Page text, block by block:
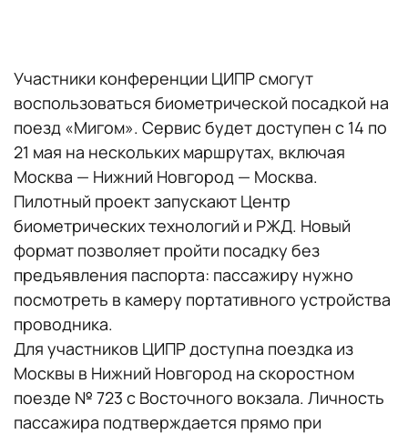
Участники конференции ЦИПР смогут
воспользоваться биометрической посадкой на
поезд «Мигом». Сервис будет доступен с 14 по
21 мая на нескольких маршрутах, включая
Москва — Нижний Новгород — Москва.
Пилотный проект запускают Центр
биометрических технологий и РЖД. Новый
формат позволяет пройти посадку без
предъявления паспорта: пассажиру нужно
посмотреть в камеру портативного устройства
проводника.
Для участников ЦИПР доступна поездка из
Москвы в Нижний Новгород на скоростном
поезде № 723 с Восточного вокзала. Личность
пассажира подтверждается прямо при